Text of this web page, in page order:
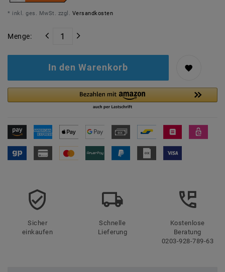
* inkl. ges. MwSt. zzgl. Versandkosten
Menge:
In den Warenkorb
Sicher
einkaufen
Schnelle
Lieferung
Kostenlose
Beratung
0203-928-789-63